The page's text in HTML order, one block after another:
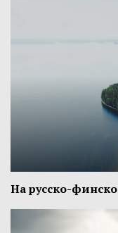
На русско-